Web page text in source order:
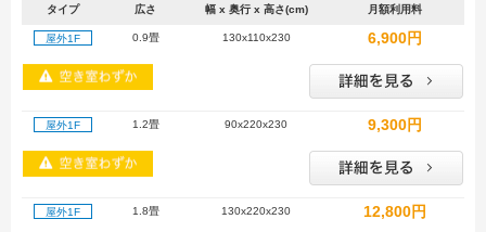
タイプ 広さ 幅 x 奥行 x 高さ(cm) 月額利用料
屋外1F 0.9畳 130x110x230 6,900円
屋外1F 1.2畳 90x220x230 9,300円
屋外1F 1.8畳 130x220x230 12,800円